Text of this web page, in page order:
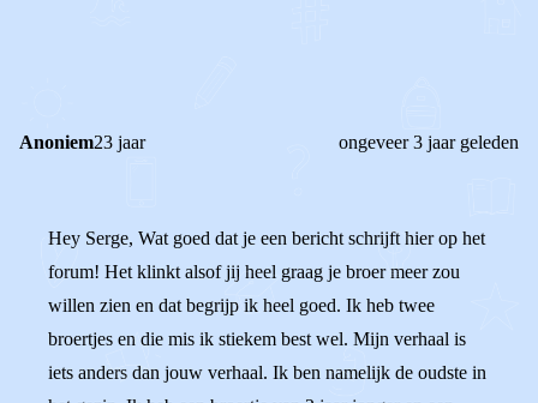
Anoniem23 jaar ongeveer 3 jaar geleden
Hey Serge, Wat goed dat je een bericht schrijft hier op het
forum! Het klinkt alsof jij heel graag je broer meer zou
willen zien en dat begrijp ik heel goed. Ik heb twee
broertjes en die mis ik stiekem best wel. Mijn verhaal is
iets anders dan jouw verhaal. Ik ben namelijk de oudste in